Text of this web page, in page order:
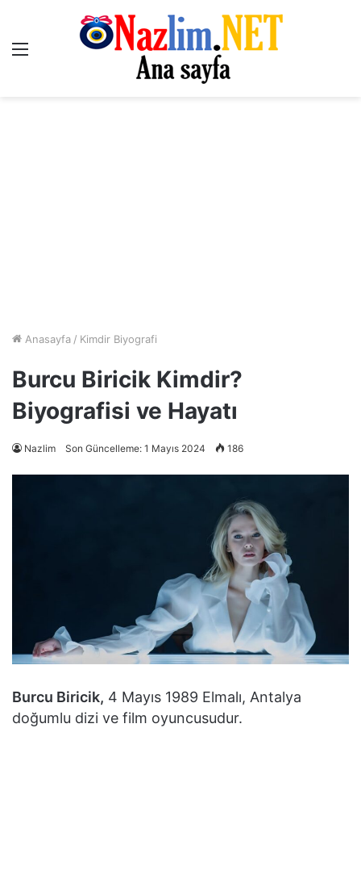
Menü
Anasayfa / Kimdir Biyografi
Burcu Biricik Kimdir?
Biyografisi ve Hayatı
Nazlim Son Güncelleme: 1 Mayıs 2024 186
Burcu Biricik, 4 Mayıs 1989 Elmalı, Antalya
doğumlu dizi ve film oyuncusudur.